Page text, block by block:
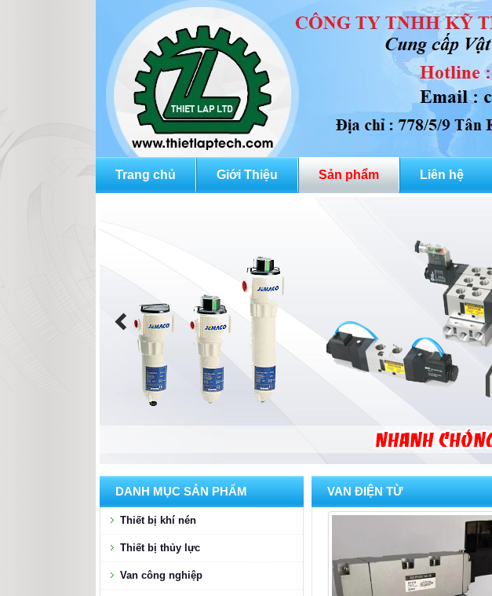
Trang chủ Giới Thiệu Sản phẩm Liên hệ
DANH MỤC SẢN PHẨM
Thiết bị khí nén
Thiết bị thủy lực
Van công nghiệp
VAN ĐIỆN TỪ